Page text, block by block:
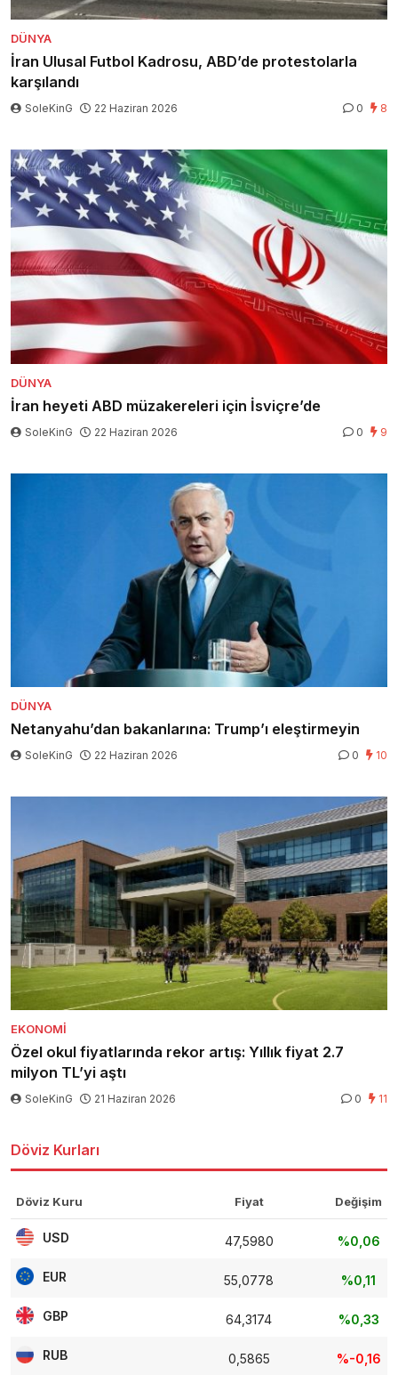
DÜNYA
İran Ulusal Futbol Kadrosu, ABD’de protestolarla
karşılandı
SoleKinG 22 Haziran 2026 0 8
DÜNYA
İran heyeti ABD müzakereleri için İsviçre’de
SoleKinG 22 Haziran 2026 0 9
DÜNYA
Netanyahu’dan bakanlarına: Trump’ı eleştirmeyin
SoleKinG 22 Haziran 2026 0 10
EKONOMI
Özel okul fiyatlarında rekor artış: Yıllık fiyat 2.7
milyon TL’yi aştı
SoleKinG 21 Haziran 2026 0 11
Döviz Kurları
Döviz Kuru Fiyat Değişim
USD 47,5980 %0,06
EUR 55,0778 %0,11
GBP 64,3174 %0,33
RUB 0,5865 %-0,16